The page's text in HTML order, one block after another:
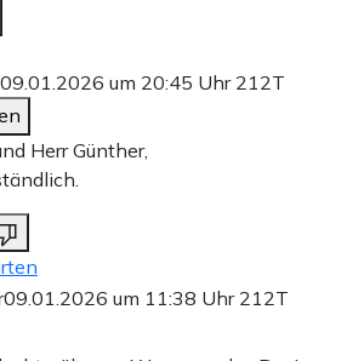
09.01.2026 um 20:45 Uhr 212T
Herr Günther,
09.01.2026 um 11:38 Uhr 212T